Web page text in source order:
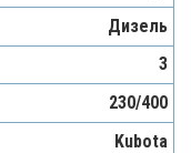
Дизель
3
230/400
Kubota